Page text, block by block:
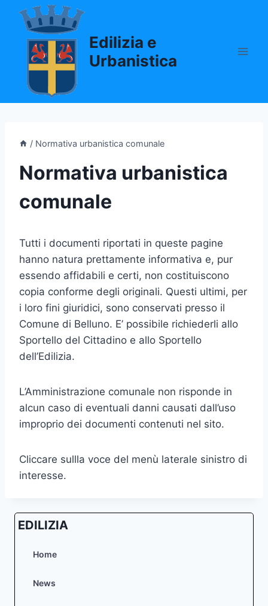
Salta
contenuto
Edilizia e
Urbanistica
/ Normativa urbanistica comunale
Normativa urbanistica
comunale
Tutti i documenti riportati in queste pagine
hanno natura prettamente informativa e, pur
essendo affidabili e certi, non costituiscono
copia conforme degli originali. Questi ultimi, per
i loro fini giuridici, sono conservati presso il
Comune di Belluno. E’ possibile richiederli allo
Sportello del Cittadino e allo Sportello
dell’Edilizia.
L’Amministrazione comunale non risponde in
alcun caso di eventuali danni causati dall’uso
improprio dei documenti contenuti nel sito.
Cliccare sullla voce del menù laterale sinistro di
interesse.
EDILIZIA
Home
News